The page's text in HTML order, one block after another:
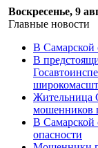
Воскресенье, 9
Главные новости
В Самарской
В
Жительница
мошенников
В Самарской
опасности